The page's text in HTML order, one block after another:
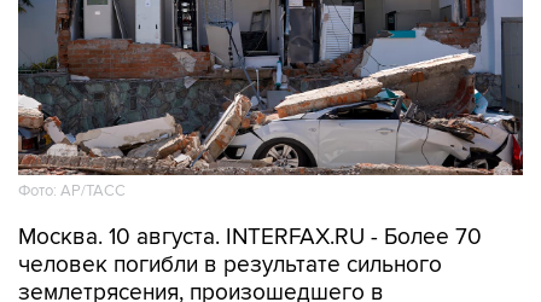
Фото: АР/ТАСС
Москва. 10 августа. INTERFAX.RU - Более 70
человек погибли в результате сильного
землетрясения, произошедшего в